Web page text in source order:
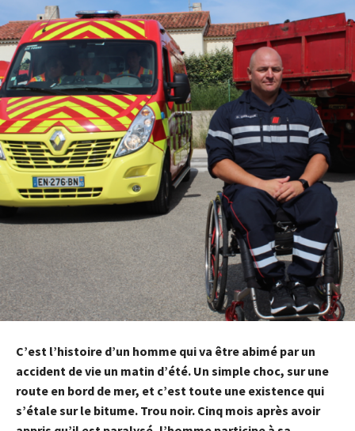
C’est l’histoire d’un homme qui va être abimé par un
accident de vie un matin d’été. Un simple choc, sur une
route en bord de mer, et c’est toute une existence qui
s’étale sur le bitume. Trou noir. Cinq mois après avoir